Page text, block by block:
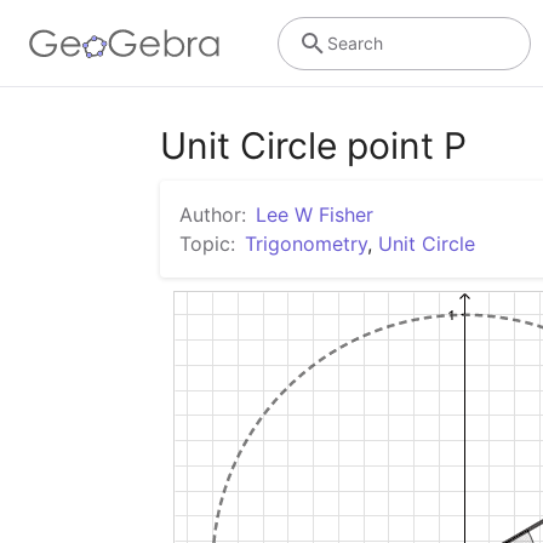
Search
Unit Circle point P
Author: Lee W Fisher
Topic: Trigonometry, Unit Circle